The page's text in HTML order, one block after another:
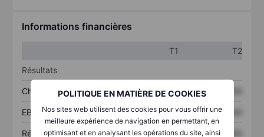
POLITIQUE EN MATIÈRE DE COOKIES
Nos sites web utilisent des cookies pour vous offrir une
meilleure expérience de navigation en permettant, en
optimisant et en analysant les opérations du site, ainsi
Informations financières
T1
T2
Résultats
Chiffre d’affaires XXXXXXX XXXXXXX
EBITDA XXXXXXX XXXXXXX
Résultat net XXXXXXX XXXXXXX